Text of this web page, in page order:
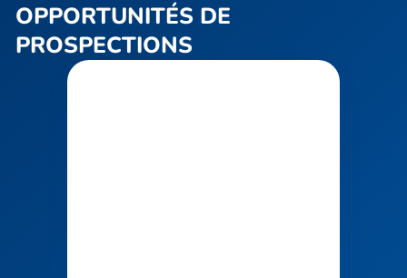
OPPORTUNITÉS DE
PROSPECTIONS